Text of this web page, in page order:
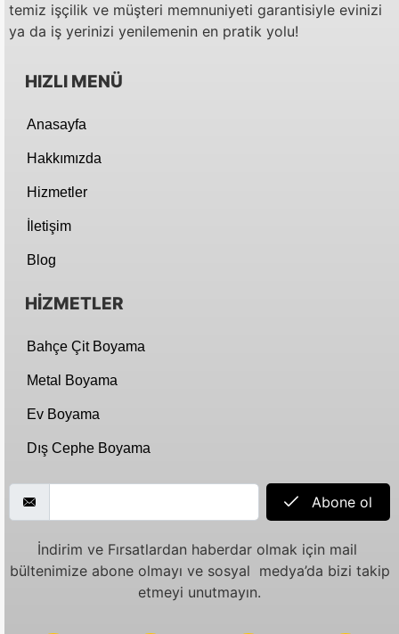
temiz işçilik ve müşteri memnuniyeti garantisiyle evinizi
ya da iş yerinizi yenilemenin en pratik yolu!
HIZLI MENÜ
Anasayfa
Hakkımızda
Hizmetler
İletişim
Blog
HİZMETLER
Bahçe Çit Boyama
Metal Boyama
Ev Boyama
Dış Cephe Boyama
Abone ol
İndirim ve Fırsatlardan haberdar olmak için mail
bültenimize abone olmayı ve sosyal medya’da bizi takip
etmeyi unutmayın.